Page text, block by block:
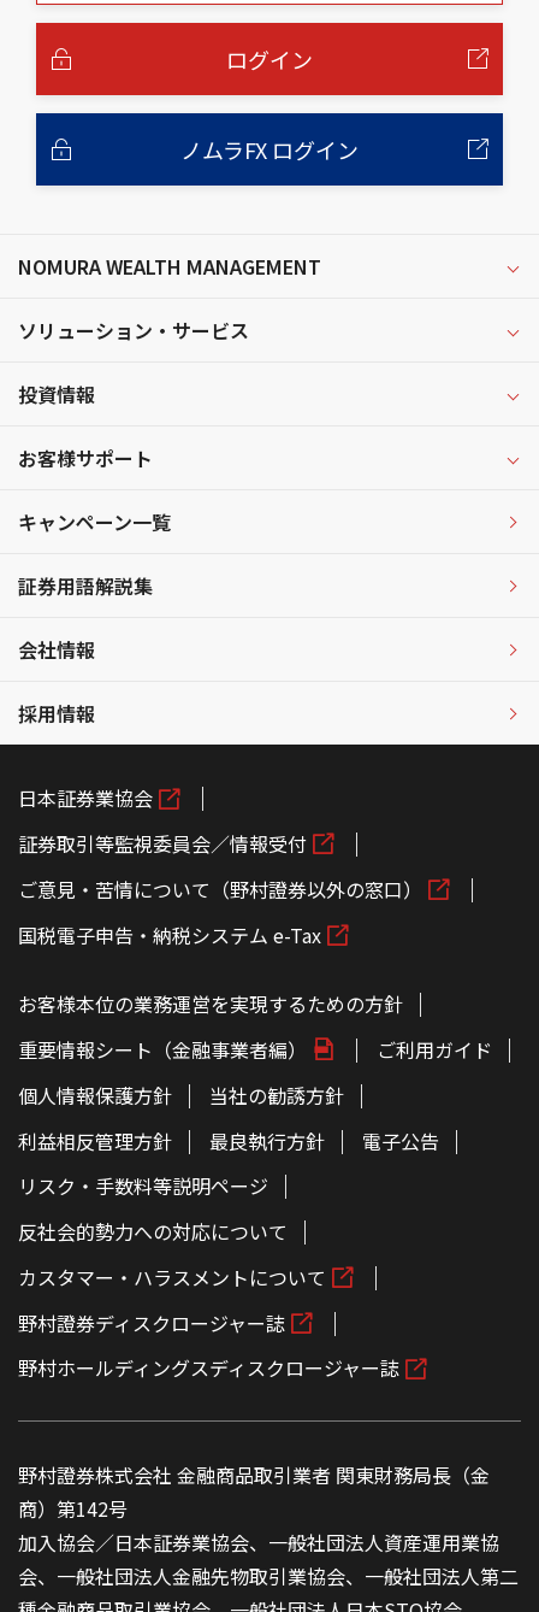
ログイン
ノムラFX ログイン
NOMURA WEALTH MANAGEMENT
ソリューション・サービス
投資情報
お客様サポート
キャンペーン一覧
証券用語解説集
会社情報
採用情報
日本証券業協会
証券取引等監視委員会／情報受付
ご意見・苦情について（野村證券以外の窓口）
国税電子申告・納税システム e-Tax
お客様本位の業務運営を実現するための方針
重要情報シート（金融事業者編）
ご利用ガイド
個人情報保護方針
当社の勧誘方針
利益相反管理方針
最良執行方針
電子公告
リスク・手数料等説明ページ
反社会的勢力への対応について
カスタマー・ハラスメントについて
野村證券ディスクロージャー誌
野村ホールディングスディスクロージャー誌
野村證券株式会社 金融商品取引業者 関東財務局長（金
商）第142号
加入協会／日本証券業協会、一般社団法人資産運用業協
会、一般社団法人金融先物取引業協会、一般社団法人第二